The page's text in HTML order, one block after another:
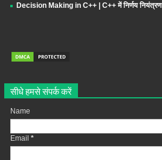
Decision Making in C++ | C++ में निर्णय नियंत्रण
सीधे हमसे संपर्क करें
Name
Email *